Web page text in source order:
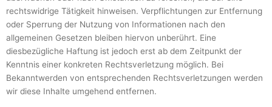
rechtswidrige Tätigkeit hinweisen. Verpflichtungen zur Entfernung
oder Sperrung der Nutzung von Informationen nach den
allgemeinen Gesetzen bleiben hiervon unberührt. Eine
diesbezügliche Haftung ist jedoch erst ab dem Zeitpunkt der
Kenntnis einer konkreten Rechtsverletzung möglich. Bei
Bekanntwerden von entsprechenden Rechtsverletzungen werden
wir diese Inhalte umgehend entfernen.